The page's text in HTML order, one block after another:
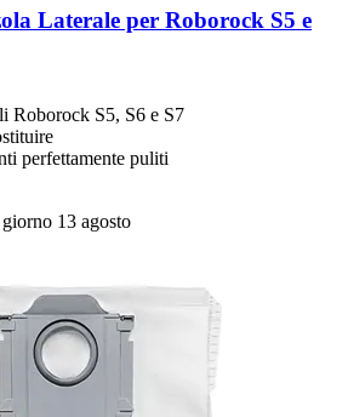
Laterale per Roborock S5 e
Roborock S5, S6 e S7
perfettamente puliti
13 agosto